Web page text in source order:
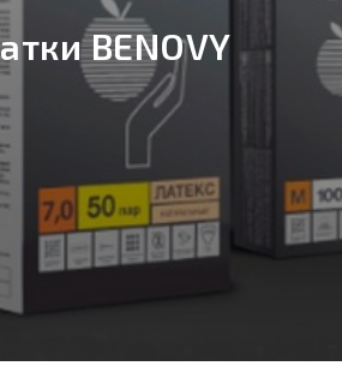
BENOVY